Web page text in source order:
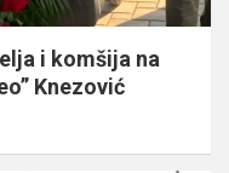
i komšija na
Knezović